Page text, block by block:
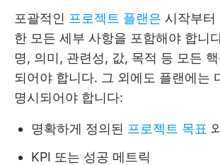
포괄적인 프로젝트 플랜은 시작부터
한 모든 세부 사항을 포함해야 합니
명, 의미, 관련성, 값, 목적 등 모든
되어야 합니다. 그 외에도 플랜에는
명시되어야 합니다:
명확하게 정의된 프로젝트 목표
KPI 또는 성공 메트릭